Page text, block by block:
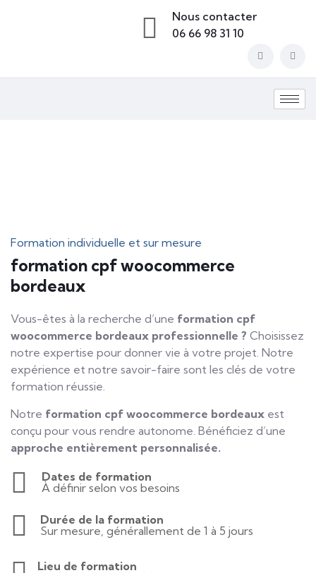
Nous contacter
06 66 98 31 10
Formation individuelle et sur mesure
formation cpf woocommerce
bordeaux
Vous-êtes à la recherche d’une formation cpf
woocommerce bordeaux professionnelle ? Choisissez
notre expertise pour donner vie à votre projet. Notre
expérience et notre savoir-faire sont les clés de votre
formation réussie.
Notre formation cpf woocommerce bordeaux est
conçu pour vous rendre autonome. Bénéficiez d’une
approche entièrement personnalisée.
Dates de formation
À définir selon vos besoins
Durée de la formation
Sur mesure, générallement de 1 à 5 jours
Lieu de formation